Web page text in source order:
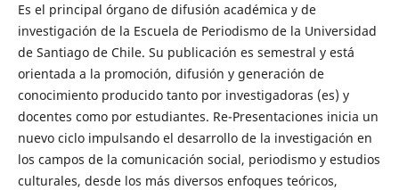
Es el principal órgano de difusión académica y de
investigación de la Escuela de Periodismo de la Universidad
de Santiago de Chile. Su publicación es semestral y está
orientada a la promoción, difusión y generación de
conocimiento producido tanto por investigadoras (es) y
docentes como por estudiantes. Re-Presentaciones inicia un
nuevo ciclo impulsando el desarrollo de la investigación en
los campos de la comunicación social, periodismo y estudios
culturales, desde los más diversos enfoques teóricos,